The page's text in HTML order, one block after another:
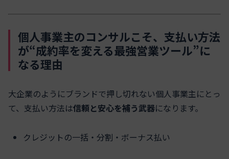
個人事業主のコンサルこそ、支払い方法
が“成約率を変える最強営業ツール”に
なる理由
大企業のようにブランドで押し切れない個人事業主にとっ
て、支払い方法は信頼と安心を補う武器になります。
クレジットの一括・分割・ボーナス払い